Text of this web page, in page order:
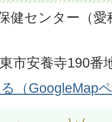
健センター（
市安養寺190番
（GoogleMap